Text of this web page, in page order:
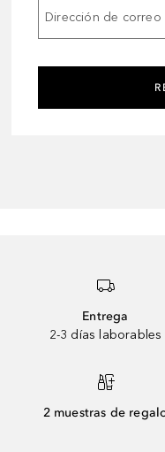
Dirección de correo
Entrega
2-3 días laborables
2 muestras de